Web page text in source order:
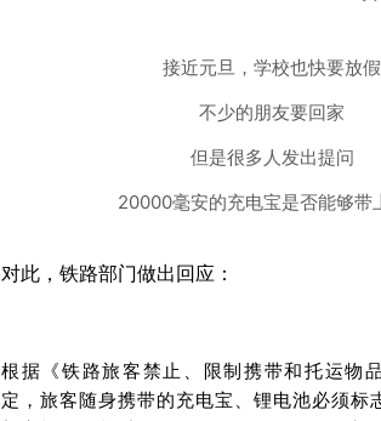
接近元旦，学校也快要放假
不少的朋友要回家
但是很多人发出提问
20000毫安的充电宝是否能够带
对此，铁路部门做出回应：
根据《铁路旅客禁止、限制携带和托运物
定，旅客随身携带的充电宝、锂电池必须标